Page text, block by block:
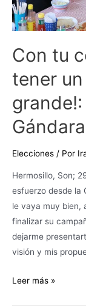
Con tu
tener un
grande!:
Gándara
Elecciones / Por
Hermosillo, Son;
esfuerzo desde la
le vaya muy bien,
finalizar su
dejarme
visión y mis
lo
grande!:
Borrego”
Gándara
Leer más »